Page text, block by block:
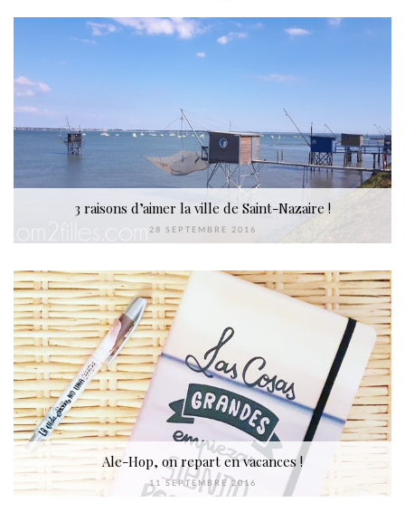
3 raisons d’aimer la ville de Saint-Nazaire !
28 SEPTEMBRE 2016
Ale-Hop, on repart en vacances !
11 SEPTEMBRE 2016